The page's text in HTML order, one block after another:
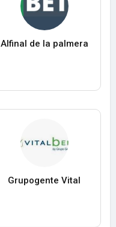
Alfinal de la palmera
Grupogente Vital